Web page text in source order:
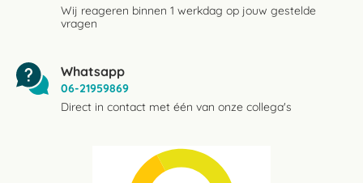
Wij reageren binnen 1 werkdag op jouw gestelde
vragen
Whatsapp
06-21959869
Direct in contact met één van onze collega's